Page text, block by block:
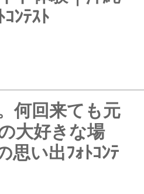
ﾝﾃｽﾄ
何回来ても元
大好きな場
思い出ﾌｫﾄｺﾝﾃ